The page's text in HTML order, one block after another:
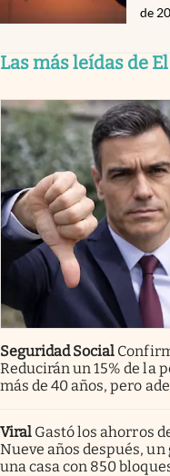
de
Las más leídas de
Seguridad Social
Reducirán un 15% de la
más de 40 años, pero
Viral Gastó los ahorros
Nueve años después,
una casa con 850